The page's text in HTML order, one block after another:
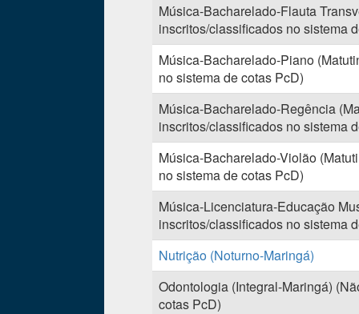
Música-Bacharelado-Flauta
inscritos/classificados no sistema
Música-Bacharelado-Piano
no sistema de cotas PcD)
Música-Bacharelado-Regência
inscritos/classificados no sistema
Música-Bacharelado-Violão
no sistema de cotas PcD)
Música-Licenciatura-Educação
inscritos/classificados no sistema
Nutrição (Noturno-Maringá)
Odontologia (Integral-Maringá)
cotas PcD)